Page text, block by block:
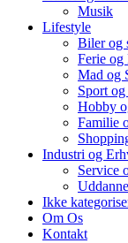
Musik
Lifestyle
Biler og
Ferie og
Mad og
Sport
Hobby
Familie
Industri og
Service
Ikke
Om Os
Kontakt